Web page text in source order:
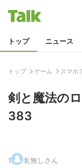
トップ ニュース
トップ ゲーム スマホ
剣と魔法の
383
1. 名無しさん